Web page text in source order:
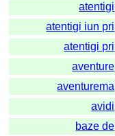
atentigi
atentigi iun pri
atentigi pri
aventure
aventurema
avidi
baze de